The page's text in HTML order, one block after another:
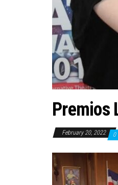
Premios
February 20, 2022 0